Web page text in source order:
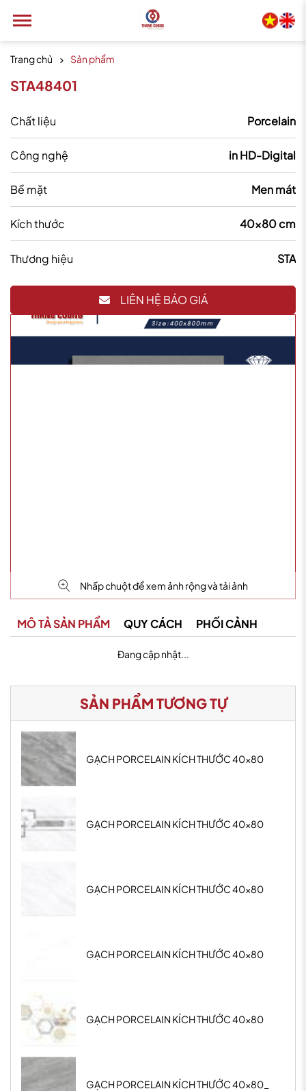
Trang chủ Sản phẩm
Nhấp chuột để xem ảnh rộng và tải ảnh
STA48401
Chất liệu Porcelain
Công nghệ in HD-Digital
Bề mặt Men mát
Kích thước 40x80 cm
Thương hiệu STA
LIÊN HỆ BÁO GIÁ
MÔ TẢ SẢN PHẨM QUY CÁCH PHỐI CẢNH
Đang cập nhật...
SẢN PHẨM TƯƠNG TỰ
GẠCH PORCELAIN KÍCH THƯỚC 40x80
GẠCH PORCELAIN KÍCH THƯỚC 40x80
GẠCH PORCELAIN KÍCH THƯỚC 40x80
GẠCH PORCELAIN KÍCH THƯỚC 40x80
GẠCH PORCELAIN KÍCH THƯỚC 40x80
GẠCH PORCELAIN KÍCH THƯỚC 40x80_